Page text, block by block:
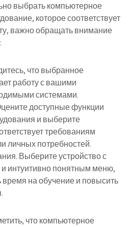
выбрать компьютерное
которое соответствует
важно обращать внимание
что выбранное
работу с вашими
системами.
доступные функции
и выберите
требованиям
личных потребностей.
Выберите устройство с
интуитивно понятным меню,
на обучение и повысить
что компьютерное